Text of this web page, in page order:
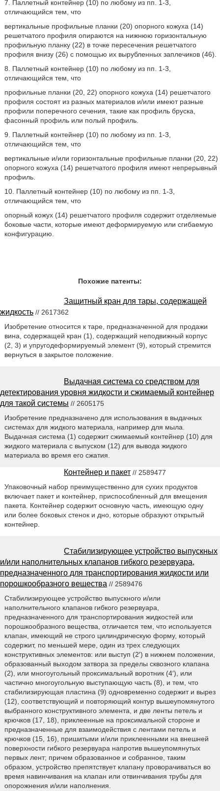
7. Паллетный контейнер (10) по любому из пп. 1-3,
отличающийся тем, что
вертикальные профильные планки (20) опорного кожуха (14)
решетчатого профиля опираются на нижнюю горизонтальную
профильную планку (22) в точке пересечения решетчатого
профиля внизу (26) с помощью их вырубленных заплечиков (46).
8. Паллетный контейнер (10) по любому из пп. 1-3,
отличающийся тем, что
профильные планки (20, 22) опорного кожуха (14) решетчатого
профиля состоят из разных материалов и/или имеют разные
профили поперечного сечения, такие как профиль бруска,
фасонный профиль или полый профиль.
9. Паллетный контейнер (10) по любому из пп. 1-3,
отличающийся тем, что
вертикальные и/или горизонтальные профильные планки (20, 22)
опорного кожуха (14) решетчатого профиля имеют непрерывный
профиль.
10. Паллетный контейнер (10) по любому из пп. 1-3,
отличающийся тем, что
опорный кожух (14) решетчатого профиля содержит отделяемые
боковые части, которые имеют деформируемую или сгибаемую
конфигурацию.
Похожие патенты:
Защитный кран для тары, содержащей
жидкость // 2617362
Изобретение относится к таре, предназначенной для продажи
вина, содержащей кран (1), содержащий неподвижный корпус
(2, 3) и упругодеформируемый элемент (9), который стремится
вернуться в закрытое положение.
Выдачная система со средством для
детектирования уровня жидкости и сжимаемый контейнер
для такой системы // 2605175
Изобретение предназначено для использования в выдачных
системах для жидкого материала, например для мыла.
Выдачная система (1) содержит сжимаемый контейнер (10) для
жидкого материала с выпуском (12) для вывода жидкого
материала во время его сжатия.
Контейнер и пакет // 2589477
Упаковочный набор преимущественно для сухих продуктов
включает пакет и контейнер, приспособленный для вмещения
пакета. Контейнер содержит основную часть, имеющую одну
или более боковых стенок и дно, которые образуют открытый
контейнер.
Стабилизирующее устройство выпускных
и/или наполнительных клапанов гибкого резервуара,
предназначенного для транспортирования жидкости или
порошкообразного вещества // 2589476
Стабилизирующее устройство выпускного и/или
наполнительного клапанов гибкого резервуара,
предназначенного для транспортирования жидкостей или
порошкообразного вещества, отличается тем, что используется
клапан, имеющий не строго цилиндрическую форму, который
содержит, по меньшей мере, один из трех следующих
конструктивных элементов: или выступ (2′) в нижнем положении,
образованный выходом затвора за пределы сквозного клапана
(2), или многоугольный проксимальный воротник (4′), или
частично многоугольную выступающую часть (8), и тем, что
стабилизирующая пластина (9) одновременно содержит и вырез
(12), соответствующий и повторяющий контур вышеупомянутого
выбранного конструктивного элемента, и две ленты петель и
крючков (17, 18), приклеенные на проксимальной стороне и
предназначенные для взаимодействия с лентами петель и
крючков (15, 16), пришитыми и/или приклеенными на внешней
поверхности гибкого резервуара напротив вышеупомянутых
первых лент; причем образованное и собранное, таким
образом, устройство препятствует клапану проворачиваться во
время навинчивания на клапан или отвинчивания трубы для
опорожнения и/или наполнения.